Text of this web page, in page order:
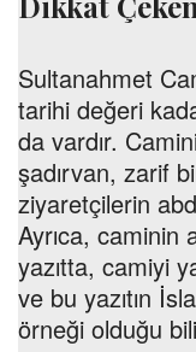
Sultanahmet
tarihi değeri
da vardır.
şadırvan, zarif
ziyaretçilerin
Ayrıca, caminin
yazıtta, camiyi
ve bu yazıtın
örneği olduğu